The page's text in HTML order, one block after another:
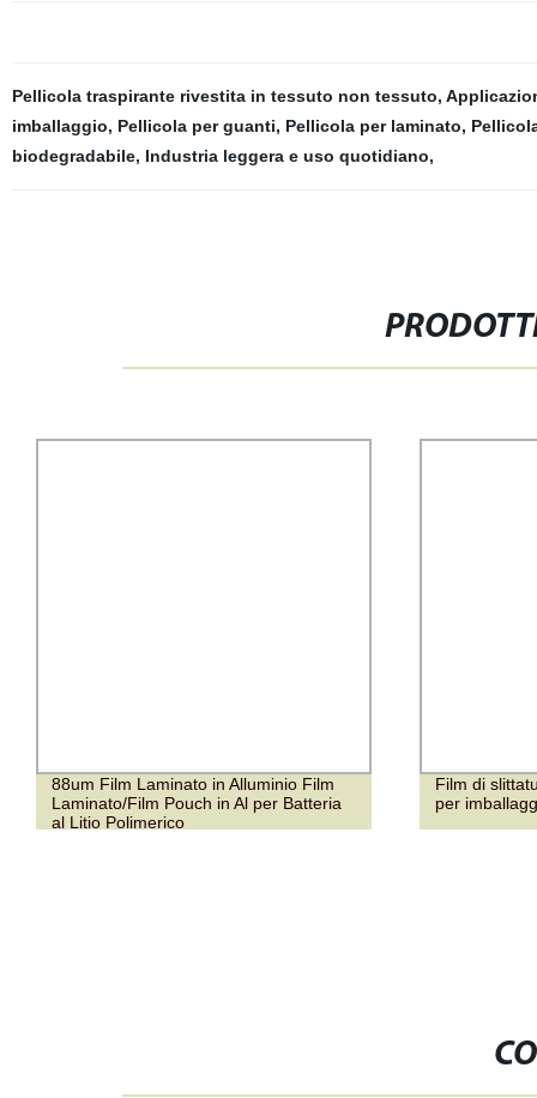
Pellicola traspirante rivestita in tessuto non tessuto,
imballaggio, Pellicola per guanti, Pellicola per laminato,
biodegradabile, Industria leggera e uso quotidiano,
88um Film Laminato in Alluminio Film
Laminato/Film Pouch in Al per Batteria
al Litio Polimerico
Film di
per